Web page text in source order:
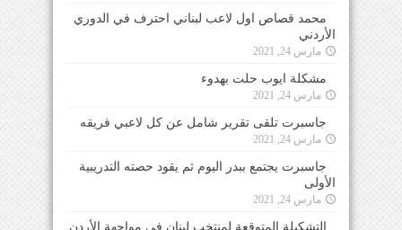
محمد قصاص اول لاعب لبناني احترف في الدوري
الأردني
مارس 24, 2021
مشكلة ايوب حلت بهدوء
مارس 24, 2021
جاسبرت تلقى تقرير شامل عن كل لاعبي فريقه
مارس 24, 2021
جاسبرت يجتمع ببدر اليوم ثم يقود حصته التدريبية
الأولى
مارس 24, 2021
التشكيلة المتوقعة لمنتخب لبنان في مواجهة الأردن